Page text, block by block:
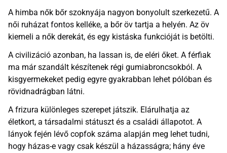
A himba nők bőr szoknyája nagyon bonyolult szerkezetű. A
női ruházat fontos kelléke, a bőr öv tartja a helyén. Az öv
kiemeli a nők derekát, és egy kistáska funkcióját is betölti.
A civilizáció azonban, ha lassan is, de eléri őket. A férfiak
ma már szandált készítenek régi gumiabroncsokból. A
kisgyermekeket pedig egyre gyakrabban lehet pólóban és
rövidnadrágban látni.
A frizura különleges szerepet játszik. Elárulhatja az
életkort, a társadalmi státuszt és a családi állapotot. A
lányok fején lévő copfok száma alapján meg lehet tudni,
hogy házas-e vagy csak készül a házasságra; hány éve